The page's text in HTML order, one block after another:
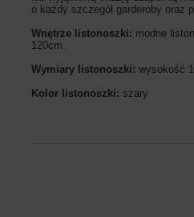
o każdy szczegół garderoby oraz
Wnętrze listonoszki: modne
120cm.
Wymiary listonoszki: wysokość
Kolor listonoszki: szary